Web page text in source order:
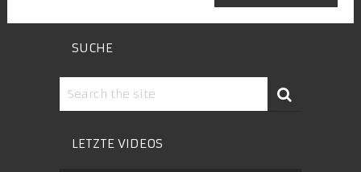
SUCHE
LETZTE VIDEOS